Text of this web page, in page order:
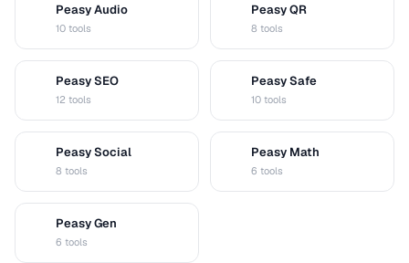
Peasy Audio
10 tools
Peasy QR
8 tools
Peasy SEO
12 tools
Peasy Safe
10 tools
Peasy Social
8 tools
Peasy Math
6 tools
Peasy Gen
6 tools